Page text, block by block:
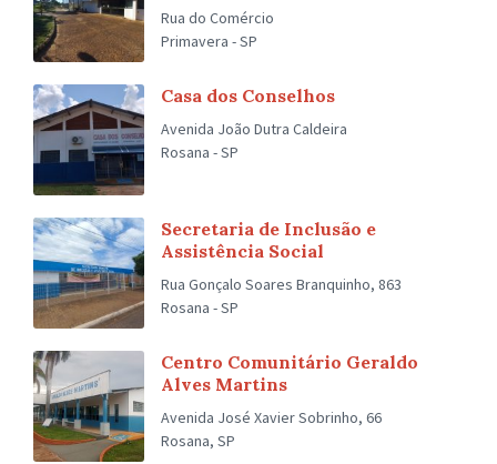
Rua do Comércio
Primavera - SP
Casa dos Conselhos
Avenida João Dutra Caldeira
Rosana - SP
Secretaria de Inclusão e
Assistência Social
Rua Gonçalo Soares Branquinho, 863
Rosana - SP
Centro Comunitário Geraldo
Alves Martins
Avenida José Xavier Sobrinho, 66
Rosana, SP